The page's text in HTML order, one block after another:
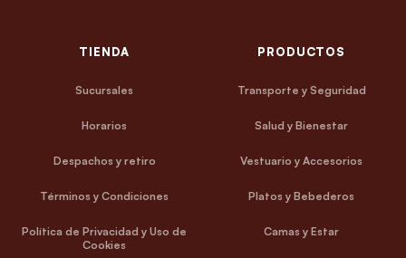
TIENDA
Sucursales
Horarios
Despachos y retiro
Términos y Condiciones
Política de Privacidad y Uso de
Cookies
PRODUCTOS
Transporte y Seguridad
Salud y Bienestar
Vestuario y Accesorios
Platos y Bebederos
Camas y Estar